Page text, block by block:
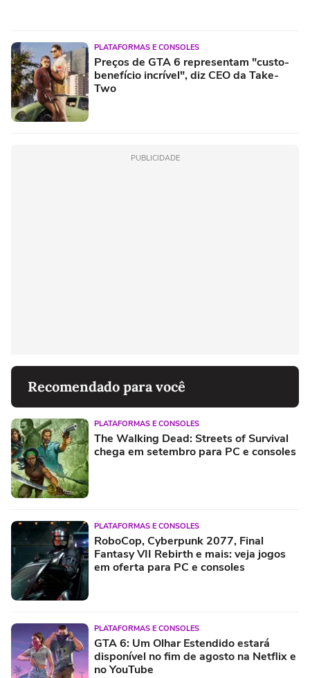
PLATAFORMAS E CONSOLES
Preços de GTA 6 representam "custo-
benefício incrível", diz CEO da Take-
Two
PUBLICIDADE
Recomendado para você
PLATAFORMAS E CONSOLES
The Walking Dead: Streets of Survival
chega em setembro para PC e consoles
PLATAFORMAS E CONSOLES
RoboCop, Cyberpunk 2077, Final
Fantasy VII Rebirth e mais: veja jogos
em oferta para PC e consoles
PLATAFORMAS E CONSOLES
GTA 6: Um Olhar Estendido estará
disponível no fim de agosto na Netflix e
no YouTube